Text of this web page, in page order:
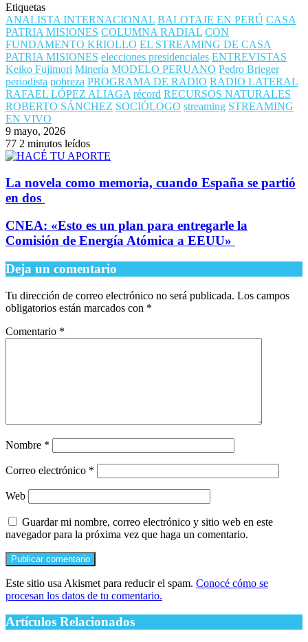
Etiquetas
ANALISTA INTERNACIONAL BALOTAJE EN PERÚ CASA
PATRIA MISIONES COLUMNA RADIAL CON
FUNDAMENTO KRIOLLO EL STREAMING DE CASA
PATRIA MISIONES elecciones presidenciales ENTREVISTAS
Keiko Fujimori Minería MODELO PERUANO Pedro Brieger
periodista pobreza PROGRAMA DE RADIO RADIO LATERAL
RAFAEL LÓPEZ ALIAGA récord RECURSOS NATURALES
ROBERTO SÁNCHEZ SOCIÓLOGO streaming STREAMING
EN VIVO
9 mayo, 2026
77 2 minutos leídos
​La novela como memoria, cuando España se partió
en dos
​CNEA: «Esto es un plan para entregarle la
Comisión de Energía Atómica a EEUU»
Deja un comentario
Tu dirección de correo electrónico no será publicada. Los campos
obligatorios están marcados con *
Comentario *
Nombre *
Correo electrónico *
Web
Guardar mi nombre, correo electrónico y sitio web en este
navegador para la próxima vez que haga un comentario.
Este sitio usa Akismet para reducir el spam. Conocé cómo se
procesan los datos de tu comentario.
Artículos Relacionados